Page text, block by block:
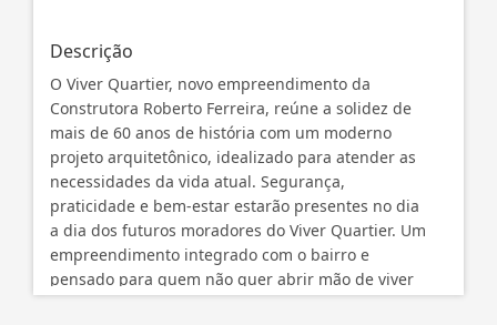
Descrição
O Viver Quartier, novo empreendimento da
Construtora Roberto Ferreira, reúne a solidez de
mais de 60 anos de história com um moderno
projeto arquitetônico, idealizado para atender as
necessidades da vida atual. Segurança,
praticidade e bem-estar estarão presentes no dia
a dia dos futuros moradores do Viver Quartier. Um
empreendimento integrado com o bairro e
pensado para quem não quer abrir mão de viver